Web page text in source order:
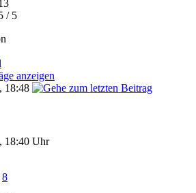
/ 5
anzeigen
18:48
18:40 Uhr
8